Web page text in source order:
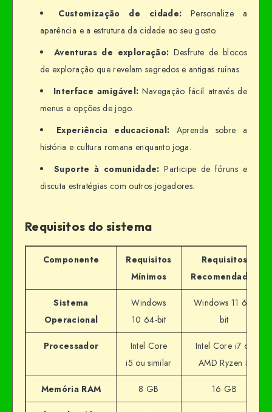
Customização de cidade: Personalize a
aparência e a estrutura da cidade ao seu gosto.
Aventuras de exploração: Desfrute de blocos
de exploração que revelam segredos e antigas ruínas.
Interface amigável: Navegação fácil através de
menus e opções de jogo.
Experiência educacional: Aprenda sobre a
história e cultura romana enquanto joga.
Suporte à comunidade: Participe de fóruns e
discuta estratégias com outros jogadores.
Requisitos do sistema
Componente
Requisitos
Mínimos
Requisitos
Recomendados
Sistema
Operacional
Windows
10 64-bit
Windows 11 64-
bit
Processador
Intel Core
i5 ou similar
Intel Core i7 ou
AMD Ryzen 5
Memória RAM 8 GB 16 GB